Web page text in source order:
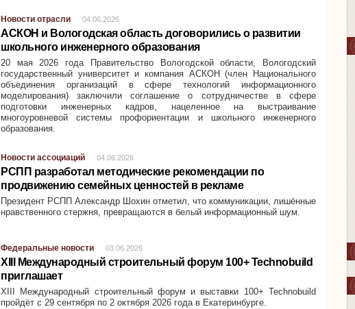
Новости отрасли 04.06.2026
АСКОН и Вологодская область договорились о развитии
школьного инженерного образования
20 мая 2026 года Правительство Вологодской области, Вологодский
государственный университет и компания АСКОН (член Национального
объединения организаций в сфере технологий информационного
моделирования) заключили соглашение о сотрудничестве в сфере
подготовки инженерных кадров, нацеленное на выстраивание
многоуровневой системы профориентации и школьного инженерного
образования.
Новости ассоциаций 04.06.2026
РСПП разработал методические рекомендации по
продвижению семейных ценностей в рекламе
Президент РСПП Александр Шохин отметил, что коммуникации, лишённые
нравственного стержня, превращаются в белый информационный шум.
Федеральные новости 03.06.2026
XIII Международный строительный форум 100+ Technobuild
приглашает
XIII Международный строительный форум и выставки 100+ Technobuild
пройдёт с 29 сентября по 2 октября 2026 года в Екатеринбурге.